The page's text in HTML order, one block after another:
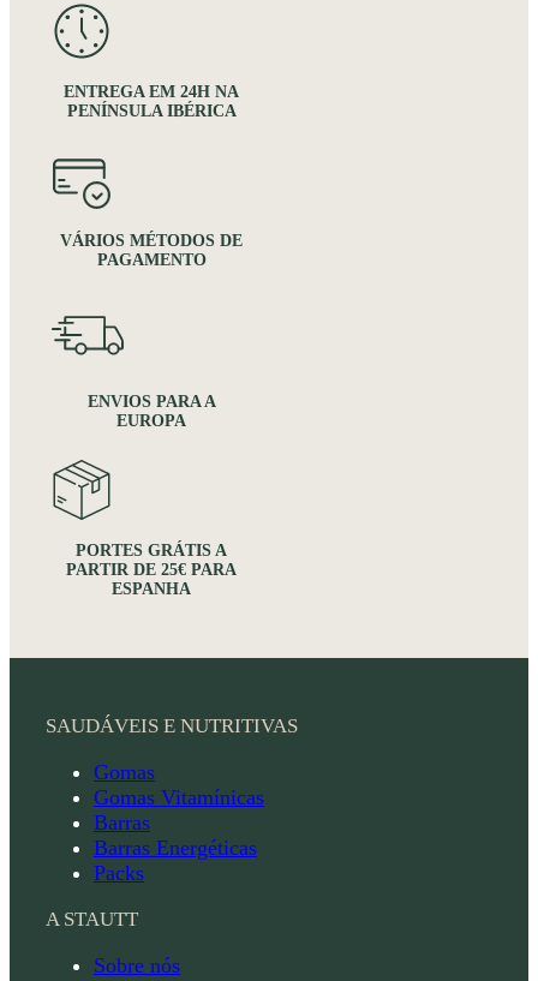
ENTREGA EM 24H NA
PENÍNSULA IBÉRICA
VÁRIOS MÉTODOS DE
PAGAMENTO
ENVIOS PARA A
EUROPA
PORTES GRÁTIS A
PARTIR DE 25€ PARA
ESPANHA
SAUDÁVEIS E NUTRITIVAS
Gomas
Gomas Vitamínicas
Barras
Barras Energéticas
Packs
A STAUTT
Sobre nós